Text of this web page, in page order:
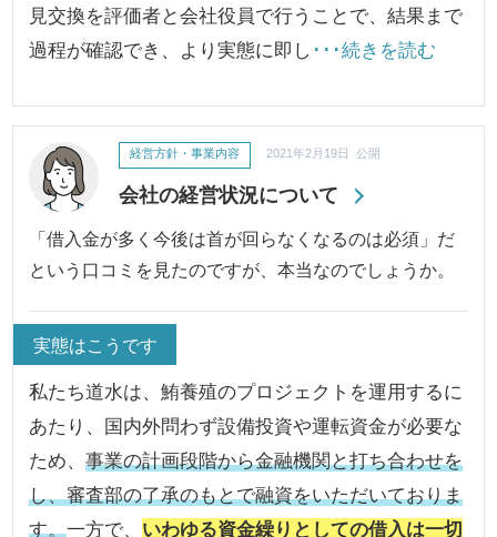
見交換を評価者と会社役員で行うことで、結果まで
過程が確認でき、より実態に即し ･･･続きを読む
会社の経営状況について
経営方針・事業内容 2021年2月19日 公開
「借入金が多く今後は首が回らなくなるのは必須」だ
という口コミを見たのですが、本当なのでしょうか。
実態はこうです
私たち道水は、鮪養殖のプロジェクトを運用するに
あたり、国内外問わず設備投資や運転資金が必要な
ため、事業の計画段階から金融機関と打ち合わせを
し、審査部の了承のもとで融資をいただいておりま
す。一方で、 いわゆる資金繰りとしての借入は一切